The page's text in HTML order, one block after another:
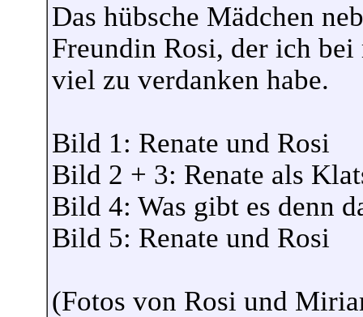
Das hübsche Mädchen
Freundin Rosi, der ich
viel zu verdanken habe.
Bild 1: Renate und Rosi
Bild 2 + 3: Renate als
Bild 4: Was gibt es denn
Bild 5: Renate und Rosi
(Fotos von Rosi und